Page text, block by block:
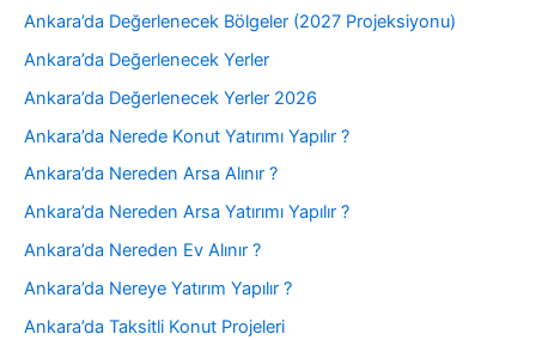
Ankara’da Değerlenecek Bölgeler (2027 Projeksiyonu)
Ankara’da Değerlenecek Yerler
Ankara’da Değerlenecek Yerler 2026
Ankara’da Nerede Konut Yatırımı Yapılır ?
Ankara’da Nereden Arsa Alınır ?
Ankara’da Nereden Arsa Yatırımı Yapılır ?
Ankara’da Nereden Ev Alınır ?
Ankara’da Nereye Yatırım Yapılır ?
Ankara’da Taksitli Konut Projeleri